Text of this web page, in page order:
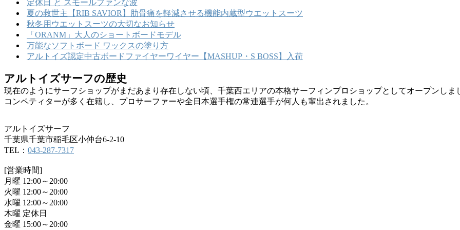
定休日 と スモールファンな波
夏の救世主【RIB SAVIOR】肋骨痛を軽減させる機能内蔵型ウエットスーツ
秋冬用ウエットスーツの大切なお知らせ
「ORANM」大人のショートボードモデル
万能なソフトボード ワックスの塗り方
アルトイズ認定中古ボードファイヤーワイヤー【MASHUP・S BOSS】入荷
アルトイズサーフの歴史
現在のようにサーフショップがまだあまり存在しない頃、千葉西エリアの本格サーフィンプロショップとしてオープンしま
コンペティターが多く在籍し、プロサーファーや全日本選手権の常連選手が何人も輩出されました。
アルトイズサーフ
千葉県千葉市稲毛区小仲台6-2-10
TEL： 043-287-7317
[営業時間]
月曜 12:00～20:00
火曜 12:00～20:00
水曜 12:00～20:00
木曜 定休日
金曜 15:00～20:00